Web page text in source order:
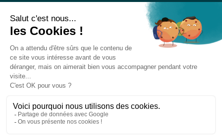
CGVs Livraison et paiement
Mentions légales
Les cookies
Confidentialité
Pour votre santé, ne grignotez pas entre les repas.
L’abus d’alcool est dangereux pour la santé. À
consommer avec modération.